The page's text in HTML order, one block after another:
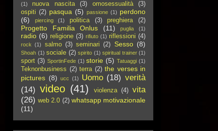
(1)
nuova nascita (3) omosessualità
(3)
ospiti (2) pasqua (5) passione (1) perdono
(6)
piercing (1) politica (3) preghiera (2)
Progetto Familia Onlus (11) puglia (1)
radio (6) religione (3) rifiuto (1) riflessioni (4)
rock (1) salmo (3) seminari (2) Sesso (8)
Shoah (1) sociale (2) spirito (1) spiritual trainer (1)
sport (3) SportinFede (1) storie (5) Tatuaggi (1)
Teknonbusiness (2) terra (2) the verses in
pictures (8) ucc (1) Uomo (18) verità
(14) video (41) violenza (4) vita
(26) web 2.0 (2) whatsapp motivazionale
(11)